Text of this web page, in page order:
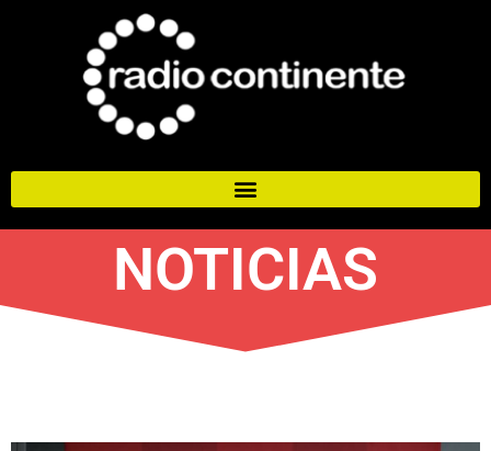
NOTICIAS